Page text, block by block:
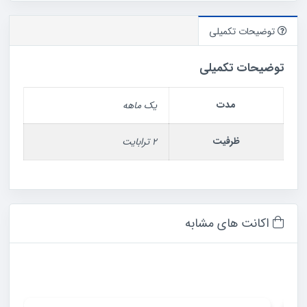
توضیحات تکمیلی
توضیحات تکمیلی
مدت یک ماهه
ظرفیت ۲ ترابایت
اکانت های مشابه